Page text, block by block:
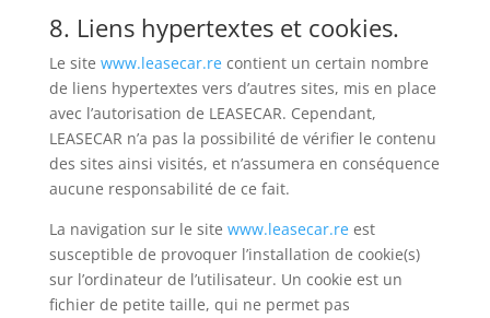
8. Liens hypertextes et cookies.
Le site www.leasecar.recontient un certain nombre
de liens hypertextes vers d’autres sites, mis en place
avec l’autorisation de LEASECAR. Cependant,
LEASECAR n’a pas la possibilité de vérifier le contenu
des sites ainsi visités, et n’assumera en conséquence
aucune responsabilité de ce fait.
La navigation sur le site www.leasecar.reest
susceptible de provoquer l’installation de cookie(s)
sur l’ordinateur de l’utilisateur. Un cookie est un
fichier de petite taille, qui ne permet pas